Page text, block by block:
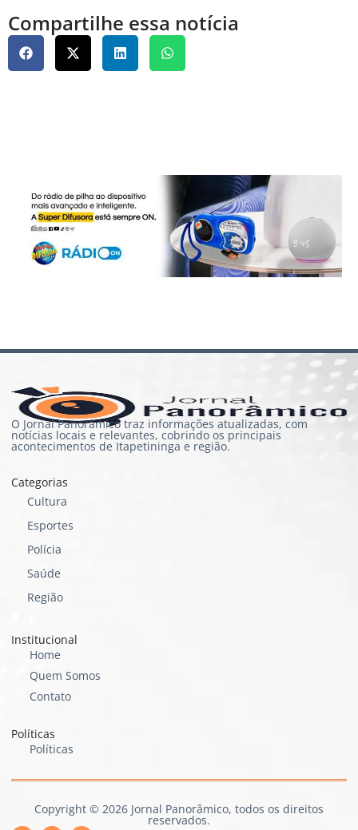
Compartilhe essa notícia
O Jornal Panorâmico traz informações atualizadas, com
notícias locais e relevantes, cobrindo os principais
acontecimentos de Itapetininga e região.
Categorias
Cultura
Esportes
Polícia
Saúde
Região
Institucional
Home
Quem Somos
Contato
Políticas
Políticas
Copyright © 2026 Jornal Panorâmico, todos os direitos
reservados.